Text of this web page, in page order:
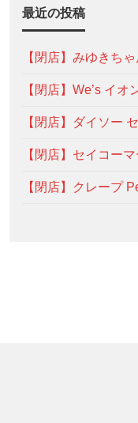
最近の投稿
【閉店】みゆきち
【閉店】We’s イ
【閉店】ダイソー
【閉店】セイコー
【閉店】クレープ